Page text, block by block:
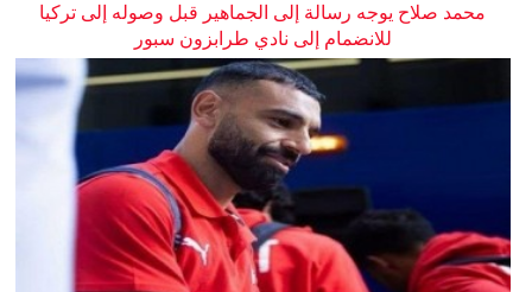
محمد صلاح يوجه رسالة إلى الجماهير قبل وصوله إلى تركيا
للانضمام إلى نادي طرابزون سبور